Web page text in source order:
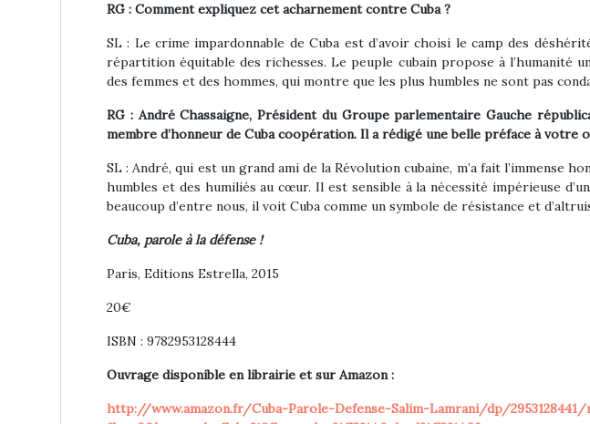
RG : Comment expliquez cet acharnement contre Cuba ?
SL : Le crime impardonnable de Cuba est d’avoir choisi le camp des
répartition équitable des richesses. Le peuple cubain propose à
des femmes et des hommes, qui montre que les plus humbles ne sont pas
RG : André Chassaigne, Président du Groupe parlementaire Gauche
membre d’honneur de Cuba coopération. Il a rédigé une belle préface à votre
SL : André, qui est un grand ami de la Révolution cubaine, m’a fait l’immense
humbles et des humiliés au cœur. Il est sensible à la nécessité impérieuse
beaucoup d’entre nous, il voit Cuba comme un symbole de résistance et
Cuba, parole à la défense !
Paris, Editions Estrella, 2015
20€
ISBN : 9782953128444
Ouvrage disponible en librairie et sur Amazon :
http://www.amazon.fr/Cuba-Parole-Defense-Salim-Lamrani/dp/2953128441/